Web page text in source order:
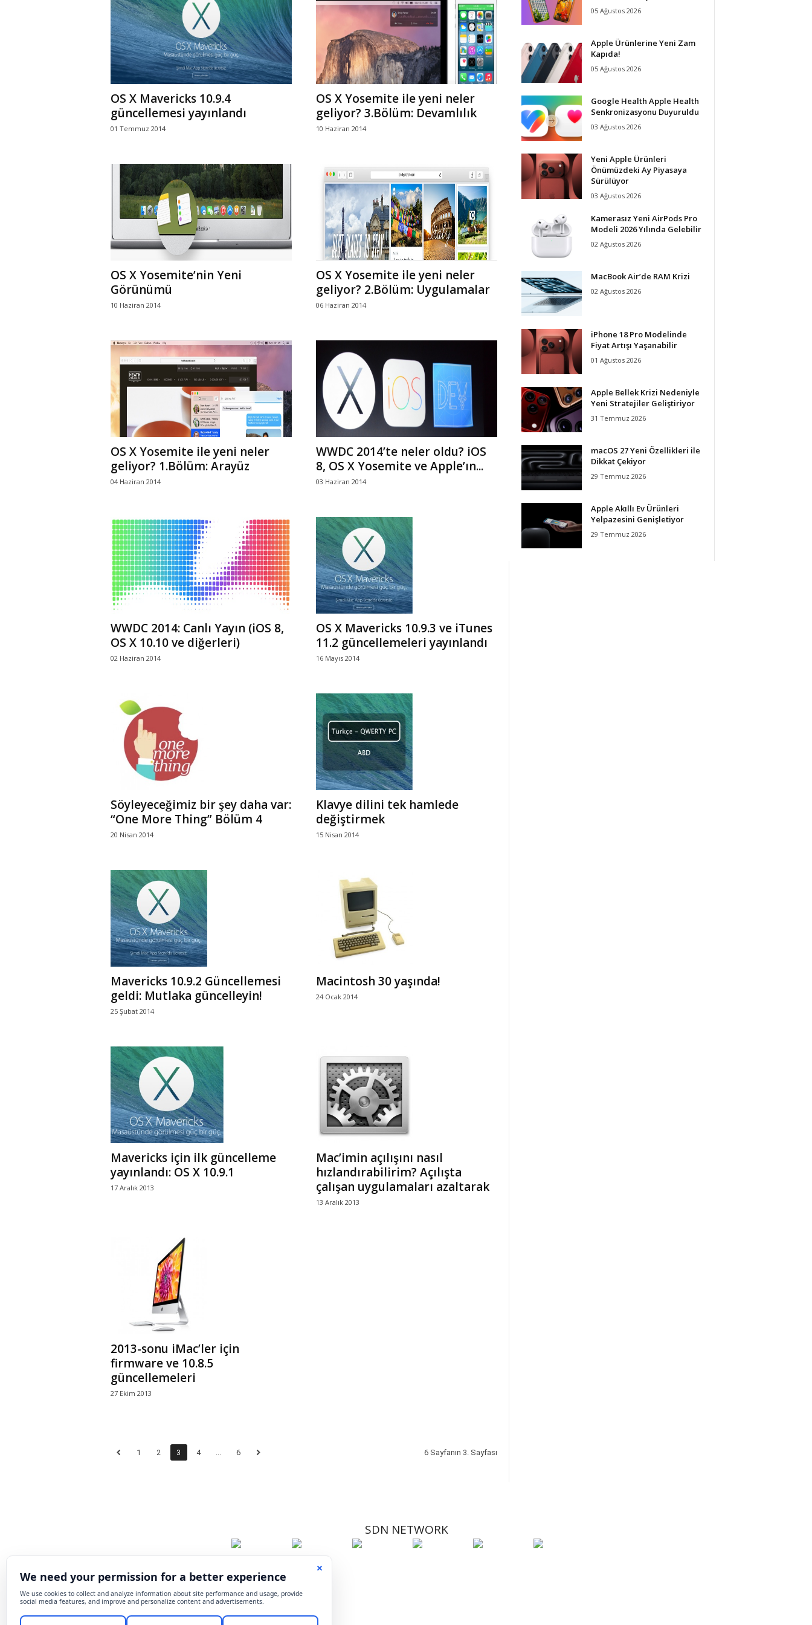
r
l
i
a
OS X Mavericks 10.9.4
güncellemesi yayınlandı
01 Temmuz 2014
OS X Yosemite ile yeni neler
geliyor? 3.Bölüm: Devamlılık
10 Haziran 2014
OS X Yosemite’nin Yeni
Görünümü
10 Haziran 2014
OS X Yosemite ile yeni neler
geliyor? 2.Bölüm: Uygulamalar
06 Haziran 2014
OS X Yosemite ile yeni neler
geliyor? 1.Bölüm: Arayüz
04 Haziran 2014
WWDC 2014’te neler oldu? iOS
8, OS X Yosemite ve Apple’ın...
03 Haziran 2014
WWDC 2014: Canlı Yayın (iOS 8,
OS X 10.10 ve diğerleri)
02 Haziran 2014
OS X Mavericks 10.9.3 ve iTunes
11.2 güncellemeleri yayınlandı
16 Mayıs 2014
Söyleyeceğimiz bir şey daha var:
“One More Thing” Bölüm 4
20 Nisan 2014
Klavye dilini tek hamlede
değiştirmek
15 Nisan 2014
Mavericks 10.9.2 Güncellemesi
geldi: Mutlaka güncelleyin!
25 Şubat 2014
Macintosh 30 yaşında!
24 Ocak 2014
Mavericks için ilk güncelleme
yayınlandı: OS X 10.9.1
17 Aralık 2013
Mac’imin açılışını nasıl
hızlandırabilirim? Açılışta
çalışan uygulamaları azaltarak
13 Aralık 2013
2013-sonu iMac’ler için
firmware ve 10.8.5
güncellemeleri
27 Ekim 2013
1 2 3 4 ... 6 6 Sayfanın 3. Sayfası
05 Ağustos 2026
Apple Ürünlerine Yeni Zam
Kapıda!
05 Ağustos 2026
Google Health Apple Health
Senkronizasyonu Duyuruldu
03 Ağustos 2026
Yeni Apple Ürünleri
Önümüzdeki Ay Piyasaya
Sürülüyor
03 Ağustos 2026
Kamerasız Yeni AirPods Pro
Modeli 2026 Yılında Gelebilir
02 Ağustos 2026
MacBook Air’de RAM Krizi
02 Ağustos 2026
iPhone 18 Pro Modelinde
Fiyat Artışı Yaşanabilir
01 Ağustos 2026
Apple Bellek Krizi Nedeniyle
Yeni Stratejiler Geliştiriyor
31 Temmuz 2026
macOS 27 Yeni Özellikleri ile
Dikkat Çekiyor
29 Temmuz 2026
Apple Akıllı Ev Ürünleri
Yelpazesini Genişletiyor
29 Temmuz 2026
SDN NETWORK